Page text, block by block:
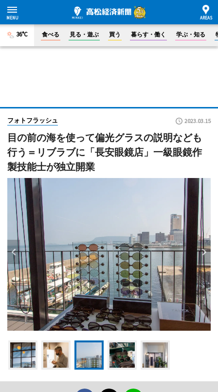
36°C 食べる 見る・遊ぶ 買う 暮らす・働く 学ぶ・知る
フォトフラッシュ 2023.03.15
目の前の海を使って偏光グラスの説明なども
行う＝リブラブに「長安眼鏡店」一級眼鏡作
製技能士が独立開業